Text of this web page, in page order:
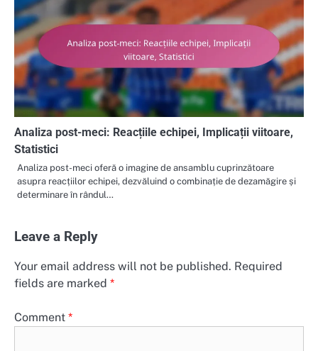
Analiza post-meci: Reacțiile echipei, Implicații viitoare,
Statistici
Analiza post-meci oferă o imagine de ansamblu cuprinzătoare
asupra reacțiilor echipei, dezvăluind o combinație de dezamăgire și
determinare în rândul…
Leave a Reply
Your email address will not be published. Required
fields are marked *
Comment *